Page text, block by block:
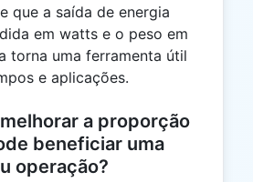
que a saída de energia
em watts e o peso em
torna uma ferramenta útil
e aplicações.
a proporção
beneficiar uma
operação?